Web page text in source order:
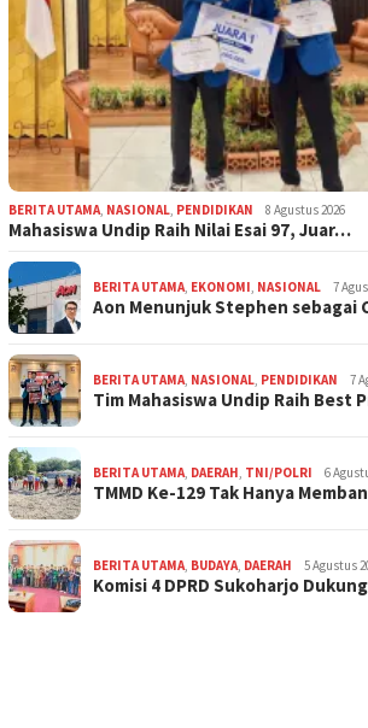
BERITA UTAMA NASIONAL PENDIDIKAN 8 Agustus 2026
Mahasiswa Undip Raih Nilai Esai 97, Juar…
BERITA UTAMA EKONOMI NASIONAL 7
Aon Menunjuk Stephen sebagai
BERITA UTAMA NASIONAL PENDIDIKAN 7
Tim Mahasiswa Undip Raih Best
BERITA UTAMA DAERAH TNI/POLRI 6
TMMD Ke-129 Tak Hanya
BERITA UTAMA BUDAYA DAERAH 5 Agustus
Komisi 4 DPRD Sukoharjo